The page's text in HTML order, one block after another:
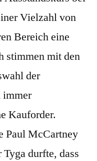
Vielzahl von
Bereich eine
stimmen mit den
der
Kauforder.
Paul McCartney
durfte, dass